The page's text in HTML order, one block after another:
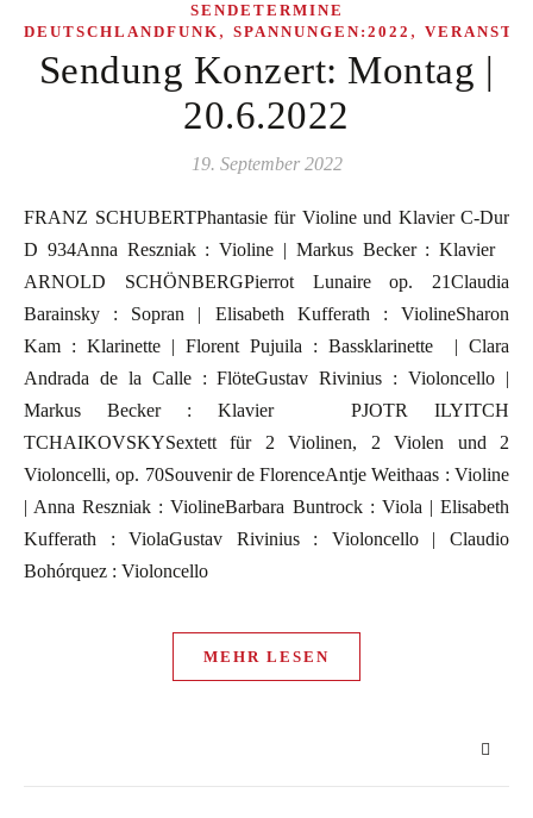
SENDETERMINE
DEUTSCHLANDFUNK , SPANNUNGEN:2022 ,
Sendung Konzert: Montag |
20.6.2022
19. September 2022
FRANZ SCHUBERTPhantasie für Violine und Klavier C-Dur
D 934Anna Reszniak : Violine | Markus Becker : Klavier
ARNOLD SCHÖNBERGPierrot Lunaire op. 21Claudia
Barainsky : Sopran | Elisabeth Kufferath : ViolineSharon
Kam : Klarinette | Florent Pujuila : Bassklarinette | Clara
Andrada de la Calle : FlöteGustav Rivinius : Violoncello |
Markus Becker : Klavier PJOTR ILYITCH
TCHAIKOVSKYSextett für 2 Violinen, 2 Violen und 2
Violoncelli, op. 70Souvenir de FlorenceAntje Weithaas : Violine
| Anna Reszniak : ViolineBarbara Buntrock : Viola | Elisabeth
Kufferath : ViolaGustav Rivinius : Violoncello | Claudio
Bohórquez : Violoncello
MEHR LESEN